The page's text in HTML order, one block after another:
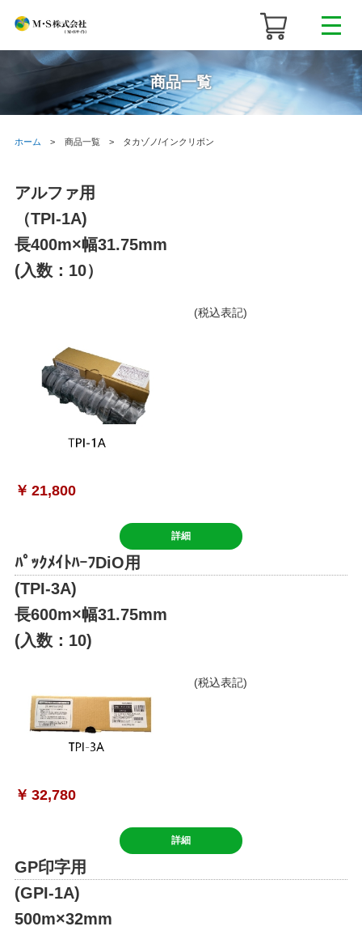
商品一覧
ホーム 商品一覧 タカゾノ/インクリボン
アルファ用
（TPI-1A)
長400m×幅31.75mm
(入数：10）
(税込表記)
￥ 21,800
詳細
ﾊﾟｯｸﾒｲﾄﾊｰﾌDiO用
(TPI-3A)
長600m×幅31.75mm
(入数：10)
(税込表記)
￥ 32,780
詳細
GP印字用
(GPI-1A)
500m×32mm